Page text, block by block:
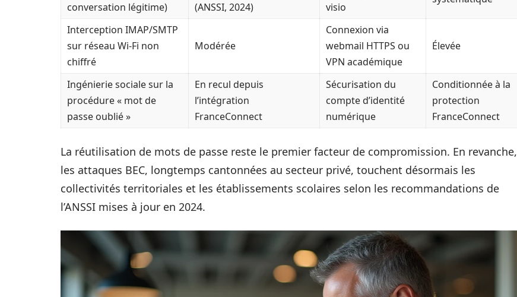
conversation légitime)
(ANSSI, 2024)
visio
Interception IMAP/SMTP
sur réseau Wi-Fi non
chiffré
Modérée
Connexion via
webmail HTTPS ou
VPN académique
Élevée
Ingénierie sociale sur la
procédure « mot de
passe oublié »
En recul depuis
l’intégration
FranceConnect
Sécurisation du
compte d’identité
numérique
Conditionnée à la
protection
FranceConnect
La réutilisation de mots de passe reste le premier facteur de compromission. En revanche,
les attaques BEC, longtemps cantonnées au secteur privé, touchent désormais les
collectivités territoriales et les établissements scolaires selon les recommandations de
l’ANSSI mises à jour en 2024.